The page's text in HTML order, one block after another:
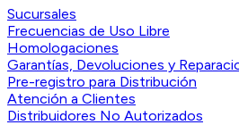
Sucursales
Frecuencias de Uso Libre
Homologaciones
Garantías, Devoluciones y
Pre-registro para Distribución
Atención a Clientes
Distribuidores No Autorizados